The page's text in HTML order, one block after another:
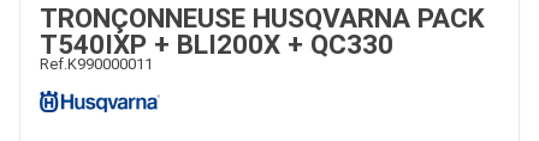
TRONÇONNEUSE HUSQVARNA PACK
T540IXP + BLI200X + QC330
Ref. K990000011